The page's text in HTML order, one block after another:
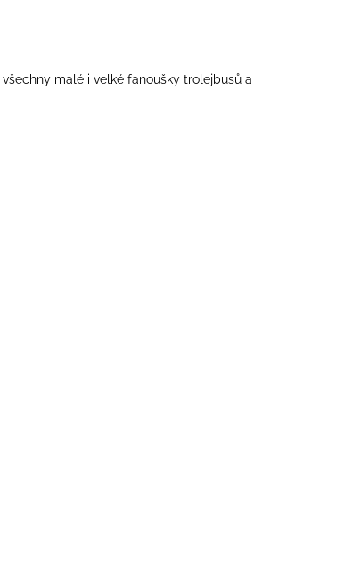
malé i velké fanoušky trolejbusů a